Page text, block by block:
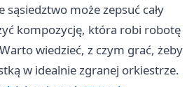
sąsiedztwo może zepsuć cały
kompozycję, która robi robotę
wiedzieć, z czym grać, żeby
w idealnie zgranej orkiestrze.